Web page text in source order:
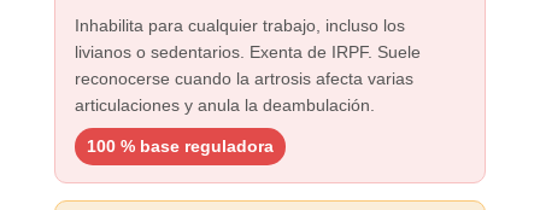
Inhabilita para cualquier trabajo, incluso los
livianos o sedentarios. Exenta de IRPF. Suele
reconocerse cuando la artrosis afecta varias
articulaciones y anula la deambulación.
100 % base reguladora